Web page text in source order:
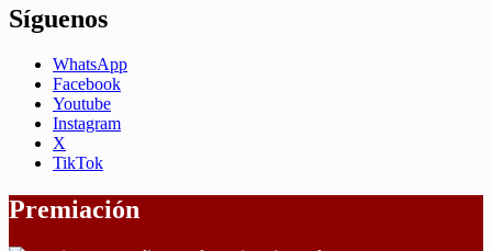
Síguenos
WhatsApp
Facebook
Youtube
Instagram
X
TikTok
Premiación